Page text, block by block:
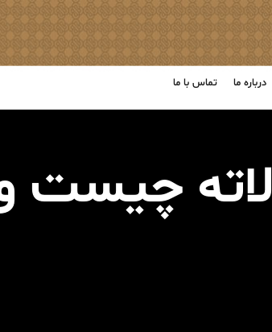
درباره ما تماس با ما
لاته چیست